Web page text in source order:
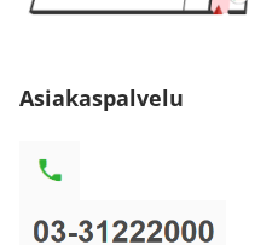
Asiakaspalvelu